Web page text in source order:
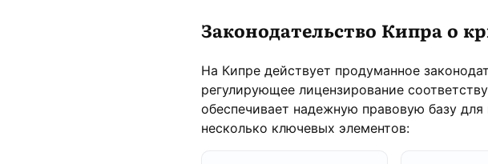
Законодательство Кипра о
На Кипре действует продуманное
регулирующее лицензирование
обеспечивает надежную правовую базу
несколько ключевых элементов: